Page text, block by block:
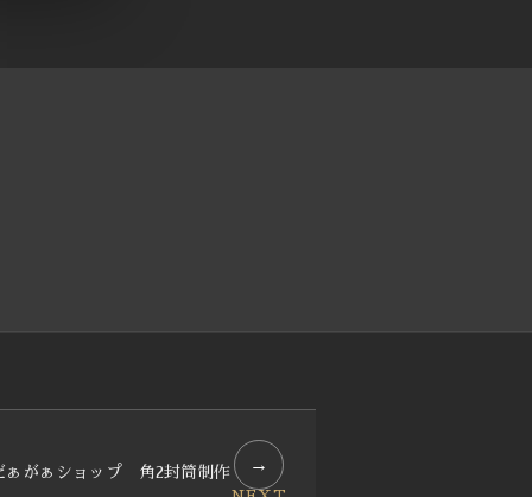
がぁショップ 角2封筒制作 →